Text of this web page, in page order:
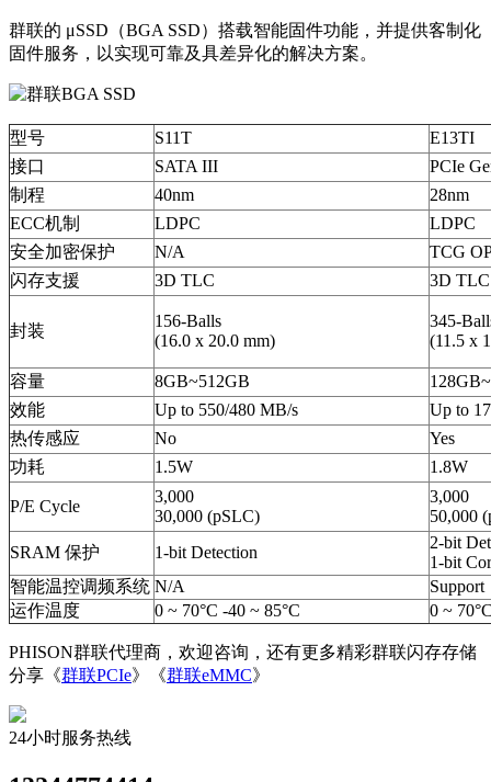
群联的 μSSD（BGA SSD）搭载智能固件功能，并提供客制化
固件服务，以实现可靠及具差异化的解决方案。
型号 S11T
E13TI
接口
SATA III
PCIe
制程
40nm
28nm
ECC机制
LDPC
LDPC
安全加密保护
N/A
TCG
闪存支援
3D TLC 3D TLC
封装
156-Balls
(16.0 x 20.0 mm)
345-
(11.5 x
容量 8GB~512GB
效能
Up to 550/480 MB/s
Up to
热传感应
No
Yes
功耗
1.5W 1.8W
P/E Cycle
3,000
30,000 (pSLC)
3,000
50,000
SRAM 保护
1-bit Detection
2-bit
1-bit
智能温控调频系统 N/A
Support
运作温度
0 ~ 70°C -40 ~ 85°C 0 ~
PHISON群联代理商，欢迎咨询，还有更多精彩群联闪存存储
分享《群联PCIe》《群联eMMC》
24小时服务热线